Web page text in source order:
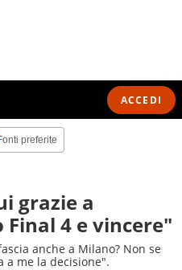
ACCEDI
preferite
grazie a
4 e vincere"
anche a Milano? Non se
a me la decisione".